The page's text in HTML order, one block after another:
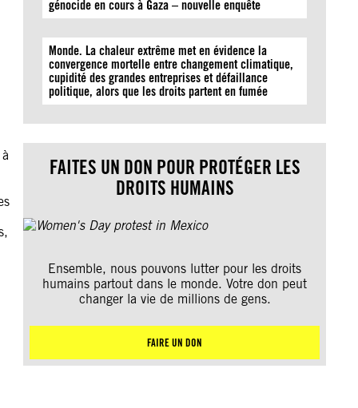
génocide en cours à Gaza – nouvelle enquête
Monde. La chaleur extrême met en évidence la
convergence mortelle entre changement climatique,
cupidité des grandes entreprises et défaillance
politique, alors que les droits partent en fumée
FAITES UN DON POUR PROTÉGER LES
DROITS HUMAINS
Ensemble, nous pouvons lutter pour les droits
humains partout dans le monde. Votre don peut
changer la vie de millions de gens.
FAIRE UN DON